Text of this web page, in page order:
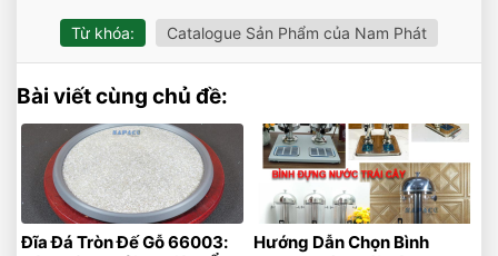
Từ khóa: Catalogue Sản Phẩm của Nam Phát
Bài viết cùng chủ đề:
Đĩa Đá Tròn Đế Gỗ 66003:
Hướng Dẫn Chọn Bình